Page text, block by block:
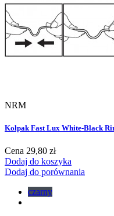
NRM
Kołpak Fast Lux White-Black
Cena 29,80 zł
Dodaj do koszyka
Dodaj do porównania
czarny